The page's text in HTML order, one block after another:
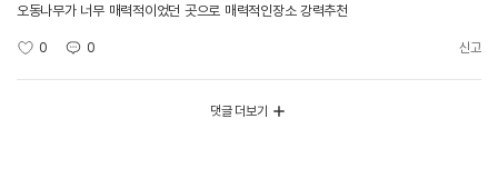
오동나무가 너무 매력적이었던 곳으로 매력적인장소 강력추천
0 0 신고
댓글 더보기